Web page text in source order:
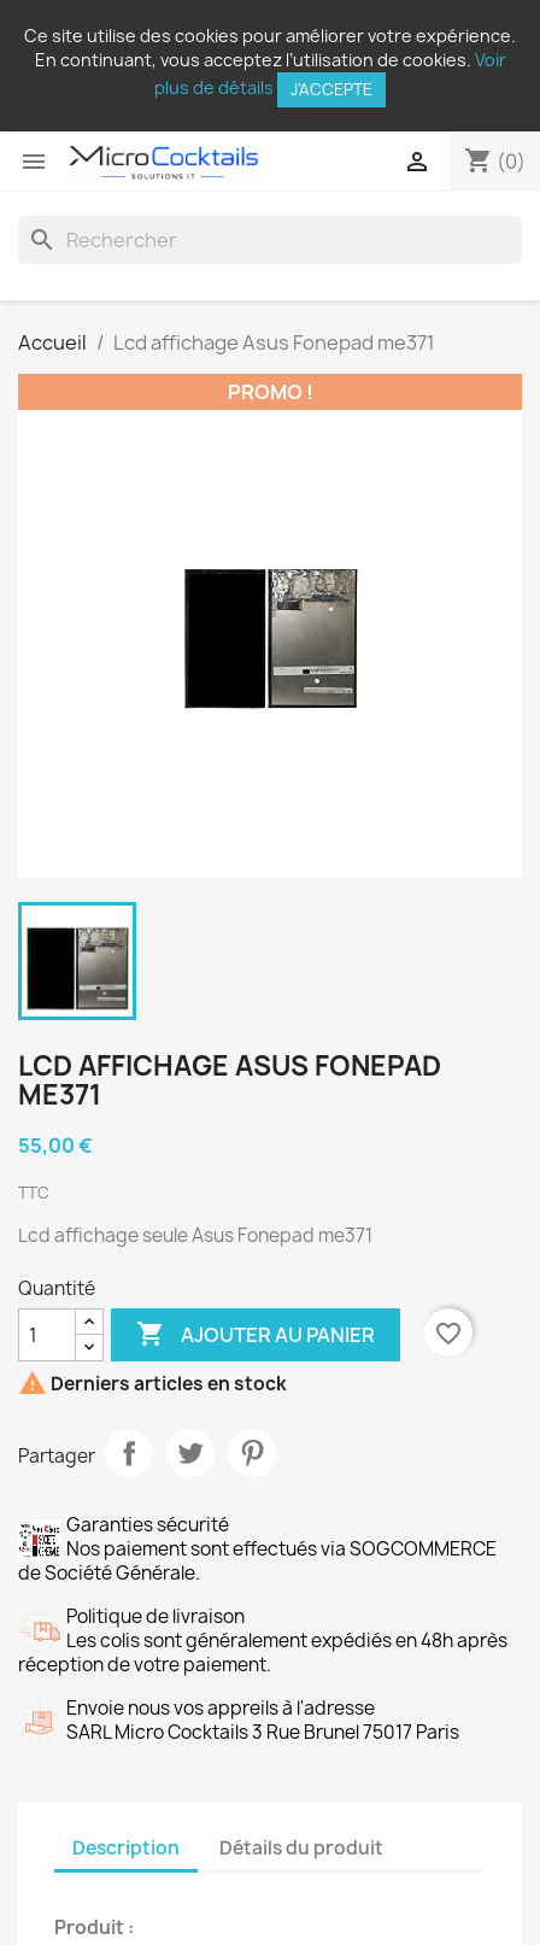
Ce site utilise des cookies pour améliorer votre expérience.
En continuant, vous acceptez l’utilisation de cookies. Voir
plus de détails
J'ACCEPTE
 shopping_cart (0)

search
Accueil
Lcd affichage Asus Fonepad me371
PROMO !
LCD AFFICHAGE ASUS FONEPAD
ME371
55,00 €
TTC
Lcd affichage seule Asus Fonepad me371
Quantité
 AJOUTER AU PANIER
favorite_border
 Derniers articles en stock
Partager
Garanties sécurité
Nos paiement sont effectués via SOGCOMMERCE
de Société Générale.
Politique de livraison
Les colis sont généralement expédiés en 48h après
réception de votre paiement.
Envoie nous vos appreils à l'adresse
SARL Micro Cocktails 3 Rue Brunel 75017 Paris
Description Détails du produit
Produit :